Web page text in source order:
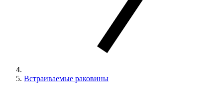
Встраиваемые раковины